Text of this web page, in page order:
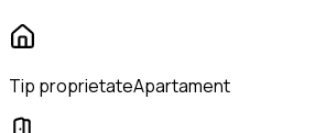
Tip proprietateApartament